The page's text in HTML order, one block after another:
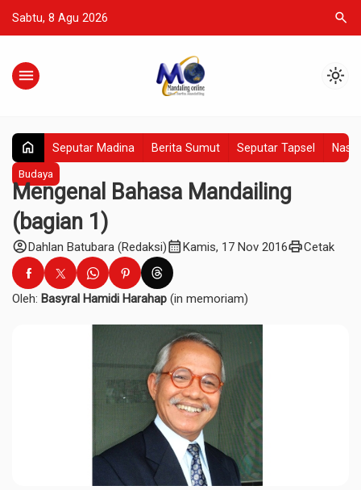
Sabtu, 8 Agu 2026 search
menu light_mode
home Seputar Madina Berita Sumut Seputar Tapsel
Budaya
Mengenal Bahasa Mandailing
(bagian 1)
account_circleDahlan Batubara (Redaksi)calendar_monthKamis, 17 Nov 2016printCetak
Oleh: Basyral Hamidi Harahap (in memoriam)